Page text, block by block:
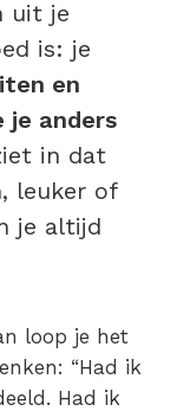
uit je
is: je
en
je anders
in dat
leuker of
je altijd
loop je het
“Had ik
Had ik